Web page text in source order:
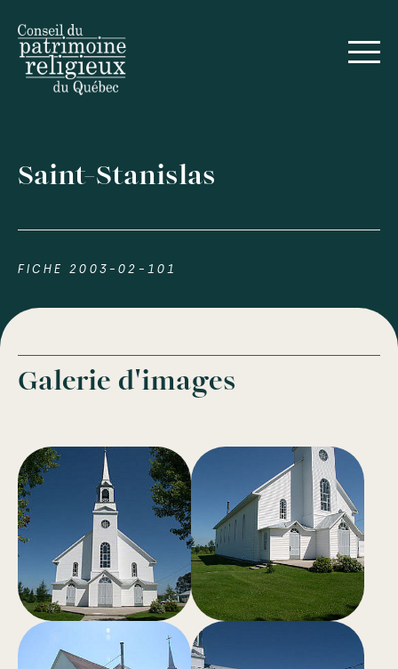
Saint-Stanislas
FICHE 2003-02-101
Galerie d'images